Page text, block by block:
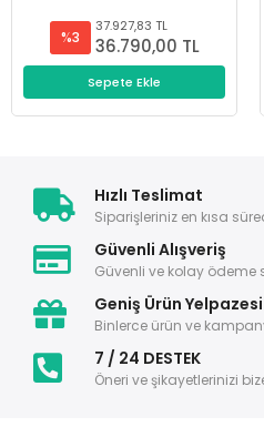
%3
37.927,83 TL
36.790,00 TL
Sepete Ekle
Hızlı Teslimat
Siparişleriniz en kısa
Güvenli Alışveriş
Güvenli ve kolay ödeme
Geniş Ürün Yelpazesi
Binlerce ürün ve
7 / 24 DESTEK
Öneri ve şikayetlerinizi